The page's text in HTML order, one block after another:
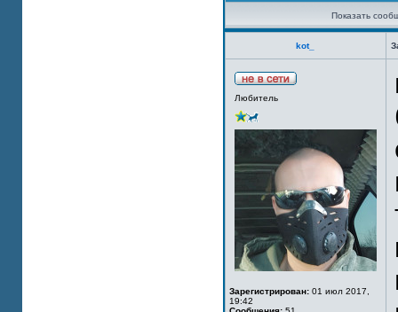
Показать
kot_
Любитель
Зарегистрирован: 01 июл 2017,
19:42